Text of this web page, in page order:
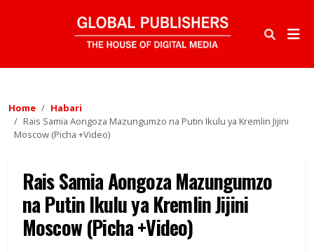
Home
Habari
Rais Samia Aongoza Mazungumzo na Putin Ikulu ya Kremlin Jijini
Moscow (Picha +Video)
Rais Samia Aongoza Mazungumzo
na Putin Ikulu ya Kremlin Jijini
Moscow (Picha +Video)